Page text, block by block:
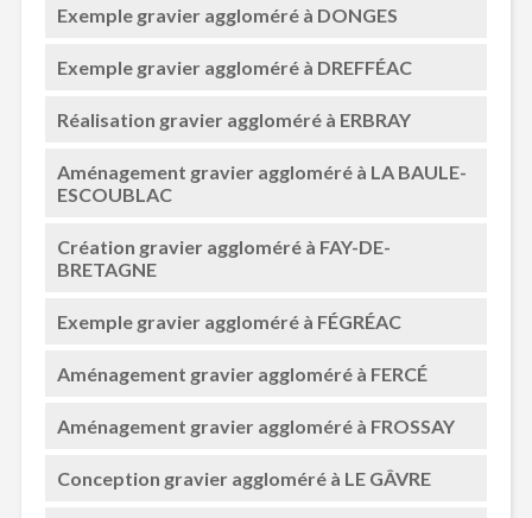
Exemple gravier aggloméré à DONGES
Exemple gravier aggloméré à DREFFÉAC
Réalisation gravier aggloméré à ERBRAY
Aménagement gravier aggloméré à LA BAULE-
ESCOUBLAC
Création gravier aggloméré à FAY-DE-
BRETAGNE
Exemple gravier aggloméré à FÉGRÉAC
Aménagement gravier aggloméré à FERCÉ
Aménagement gravier aggloméré à FROSSAY
Conception gravier aggloméré à LE GÂVRE